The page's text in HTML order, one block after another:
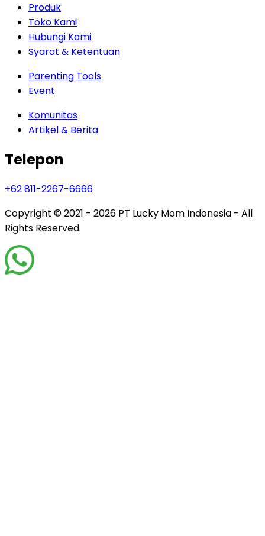
Produk
Toko Kami
Hubungi Kami
Syarat & Ketentuan
Parenting Tools
Event
Komunitas
Artikel & Berita
Telepon
+62 811-2267-6666
Copyright © 2021 - 2026 PT Lucky Mom Indonesia - All
Rights Reserved.